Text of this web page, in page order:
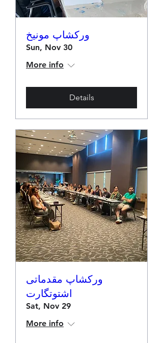
ورکشاپ مونیخ
Sun, Nov 30
More info
Details
ورکشاپ مقدماتی
اشتوتگارت
Sat, Nov 29
More info